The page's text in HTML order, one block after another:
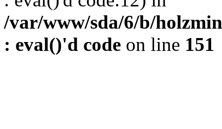
/var/www/sda/6/b/
: eval()'d code on line 151